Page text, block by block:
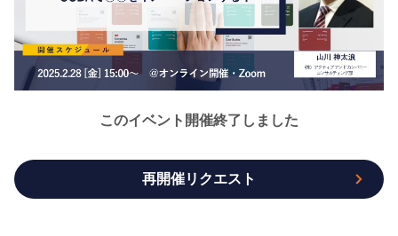
このイベント開催終了しました
再開催リクエスト